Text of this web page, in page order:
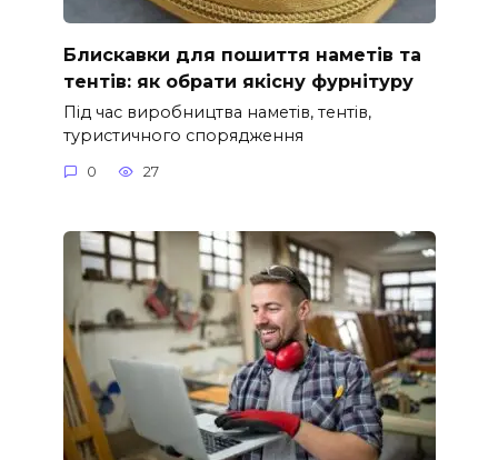
Блискавки для пошиття наметів та
тентів: як обрати якісну фурнітуру
Під час виробництва наметів, тентів,
туристичного спорядження
0 27